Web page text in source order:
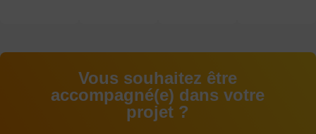
Vous souhaitez être
accompagné(e) dans votre
projet ?